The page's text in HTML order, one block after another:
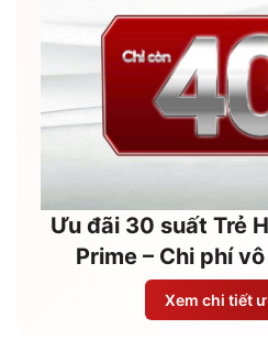
Ưu đãi 30 suất Trẻ
Prime – Chi phí
Xem chi tiết